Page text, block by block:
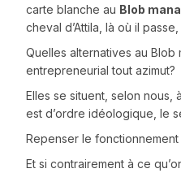
carte blanche au Blob
cheval d’Attila, là où il
Quelles alternatives au Blob
entrepreneurial tout azimut?
Elles se situent, selon nous,
est d’ordre idéologique, le
Repenser le fonctionnement
Et si contrairement à ce